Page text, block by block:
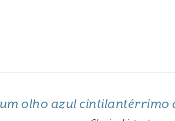
olho azul cintilantérrimo